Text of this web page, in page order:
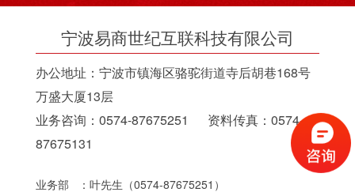
宁波易商世纪互联科技有限公司
办公地址：宁波市镇海区骆驼街道寺后胡巷168号
万盛大厦13层
业务咨询：0574-87675251 资料传真：0574-
87675131
业务部 ：叶先生（0574-87675251）